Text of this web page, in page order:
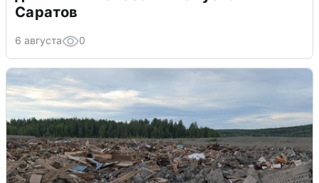
Саратов
6 августа 0